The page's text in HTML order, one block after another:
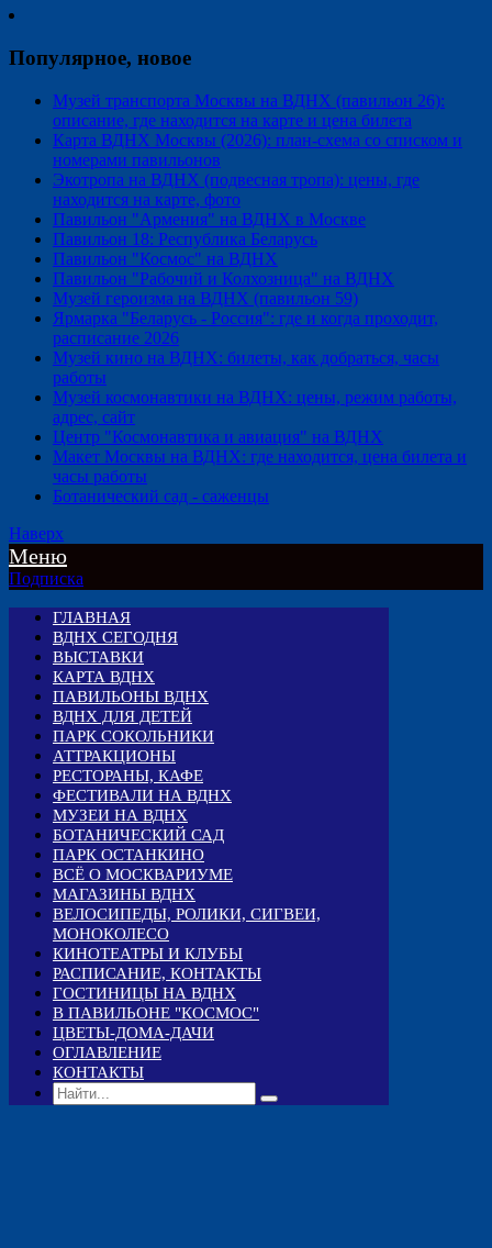
Популярное, новое
Музей транспорта Москвы на ВДНХ (павильон 26):
описание, где находится на карте и цена билета
Карта ВДНХ Москвы (2026): план-схема со списком и
номерами павильонов
Экотропа на ВДНХ (подвесная тропа): цены, где
находится на карте, фото
Павильон "Армения" на ВДНХ в Москве
Павильон 18: Республика Беларусь
Павильон "Космос" на ВДНХ
Павильон "Рабочий и Колхозница" на ВДНХ
Музей героизма на ВДНХ (павильон 59)
Ярмарка "Беларусь - Россия": где и когда проходит,
расписание 2026
Музей кино на ВДНХ: билеты, как добраться, часы
работы
Музей космонавтики на ВДНХ: цены, режим работы,
адрес, сайт
Центр "Космонавтика и авиация" на ВДНХ
Макет Москвы на ВДНХ: где находится, цена билета и
часы работы
Ботанический сад - саженцы
Наверх
Меню
Подписка
ГЛАВНАЯ
ВДНХ СЕГОДНЯ
ВЫСТАВКИ
КАРТА ВДНХ
ПАВИЛЬОНЫ ВДНХ
ВДНХ ДЛЯ ДЕТЕЙ
ПАРК СОКОЛЬНИКИ
АТТРАКЦИОНЫ
РЕСТОРАНЫ, КАФЕ
ФЕСТИВАЛИ НА ВДНХ
МУЗЕИ НА ВДНХ
БОТАНИЧЕСКИЙ САД
ПАРК ОСТАНКИНО
ВСЁ О МОСКВАРИУМЕ
МАГАЗИНЫ ВДНХ
ВЕЛОСИПЕДЫ, РОЛИКИ, СИГВЕИ,
МОНОКОЛЕСО
КИНОТЕАТРЫ И КЛУБЫ
РАСПИСАНИЕ, КОНТАКТЫ
ГОСТИНИЦЫ НА ВДНХ
В ПАВИЛЬОНЕ "КОСМОС"
ЦВЕТЫ-ДОМА-ДАЧИ
ОГЛАВЛЕНИЕ
КОНТАКТЫ